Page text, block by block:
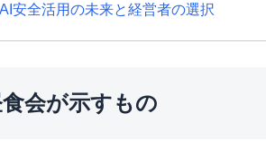
AI安全活用の未来と経営者の選択
会が示すもの